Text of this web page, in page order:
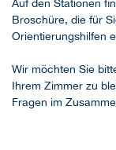
Auf den Stationen
Broschüre, die für
Orientierungshilfen
Wir möchten Sie
Ihrem Zimmer zu
Fragen im